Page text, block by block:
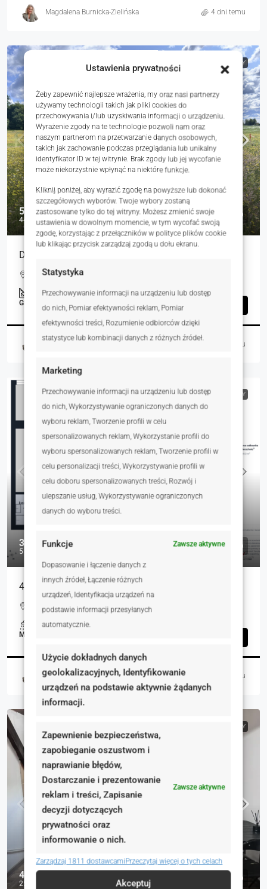
Ustawienia prywatności
Żeby zapewnić najlepsze wrażenia, my oraz nasi partnerzy
używamy technologii takich jak pliki cookies do
przechowywania i/lub uzyskiwania informacji o urządzeniu.
Wyrażenie zgody na te technologie pozwoli nam oraz
naszym partnerom na przetwarzanie danych osobowych,
takich jak zachowanie podczas przeglądania lub unikalny
identyfikator ID w tej witrynie. Brak zgody lub jej wycofanie
może niekorzystnie wpłynąć na niektóre funkcje.
Kliknij poniżej, aby wyrazić zgodę na powyższe lub dokonać
szczegółowych wyborów. Twoje wybory zostaną
zastosowane tylko do tej witryny. Możesz zmienić swoje
ustawienia w dowolnym momencie, w tym wycofać swoją
zgodę, korzystając z przełączników w polityce plików cookie
lub klikając przycisk zarządzaj zgodą u dołu ekranu.
Statystyka
Przechowywanie informacji na urządzeniu lub dostęp
do nich, Pomiar efektywności reklam, Pomiar
efektywności treści, Rozumienie odbiorców dzięki
statystyce lub kombinacji danych z różnych źródeł.
Marketing
Przechowywanie informacji na urządzeniu lub dostęp
do nich, Wykorzystywanie ograniczonych danych do
wyboru reklam, Tworzenie profili w celu
spersonalizowanych reklam, Wykorzystanie profili do
wyboru spersonalizowanych reklam, Tworzenie profili w
celu personalizacji treści, Wykorzystywanie profili w
celu doboru spersonalizowanych treści, Rozwój i
ulepszanie usług, Wykorzystywanie ograniczonych
danych do wyboru treści.
Funkcje Zawsze aktywne
Dopasowanie i łączenie danych z
innych źródeł, Łączenie różnych
urządzeń, Identyfikacja urządzeń na
podstawie informacji przesyłanych
automatycznie.
Użycie dokładnych danych
geolokalizacyjnych, Identyfikowanie
urządzeń na podstawie aktywnie żądanych
informacji.
Zapewnienie bezpieczeństwa,
zapobieganie oszustwom i
naprawianie błędów,
Dostarczanie i prezentowanie
reklam i treści, Zapisanie
decyzji dotyczących
prywatności oraz
informowanie o nich.
Zawsze aktywne
Zarządzaj 1811 dostawcamiPrzeczytaj więcej o tych celach
Akceptuj
Magdalena Burnicka-Zielińska 4 dni temu
RYNEK WTÓRNY
55 000 zł
44 zł
Działka rekreacyjna przy jeziorze
Kwidzyn, Polska
1250.00 m²
GRUNTY
Magdalena Burnicka-Zielińska 4 dni temu
NA SPRZEDAŻ RYNEK WTÓRNY
399 000 zł
5 272 zł
4 pokoje w kamienicy, parter, ogródek,piwnica
Ignacego Daszyńskiego, Kwidzyn, Polska
1 75.69
MIESZKANIA, NIERUCHOMOŚCI MIESZKANIOWE
Magdalena Burnicka-Zielińska 4 dni temu
RYNEK WTÓRNY
400 zł
25 zł